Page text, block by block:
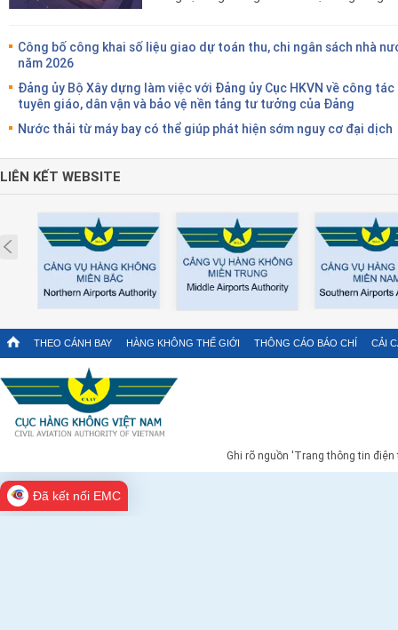
Công bố công khai số liệu giao dự toán thu, chi ngân sách nhà
năm 2026
Đảng ủy Bộ Xây dựng làm việc với Đảng ủy Cục HKVN về công tác
tuyên giáo, dân vận và bảo vệ nền tảng tư tưởng của Đảng
Nước thải từ máy bay có thể giúp phát hiện sớm nguy cơ đại dịch
LIÊN KẾT WEBSITE
Prev
THEO CÁNH BAY HÀNG KHÔNG THẾ GIỚI THÔNG CÁO BÁO CHÍ CẢI
Ghi rõ nguồn 'Trang thông tin
Đã kết nối EMC